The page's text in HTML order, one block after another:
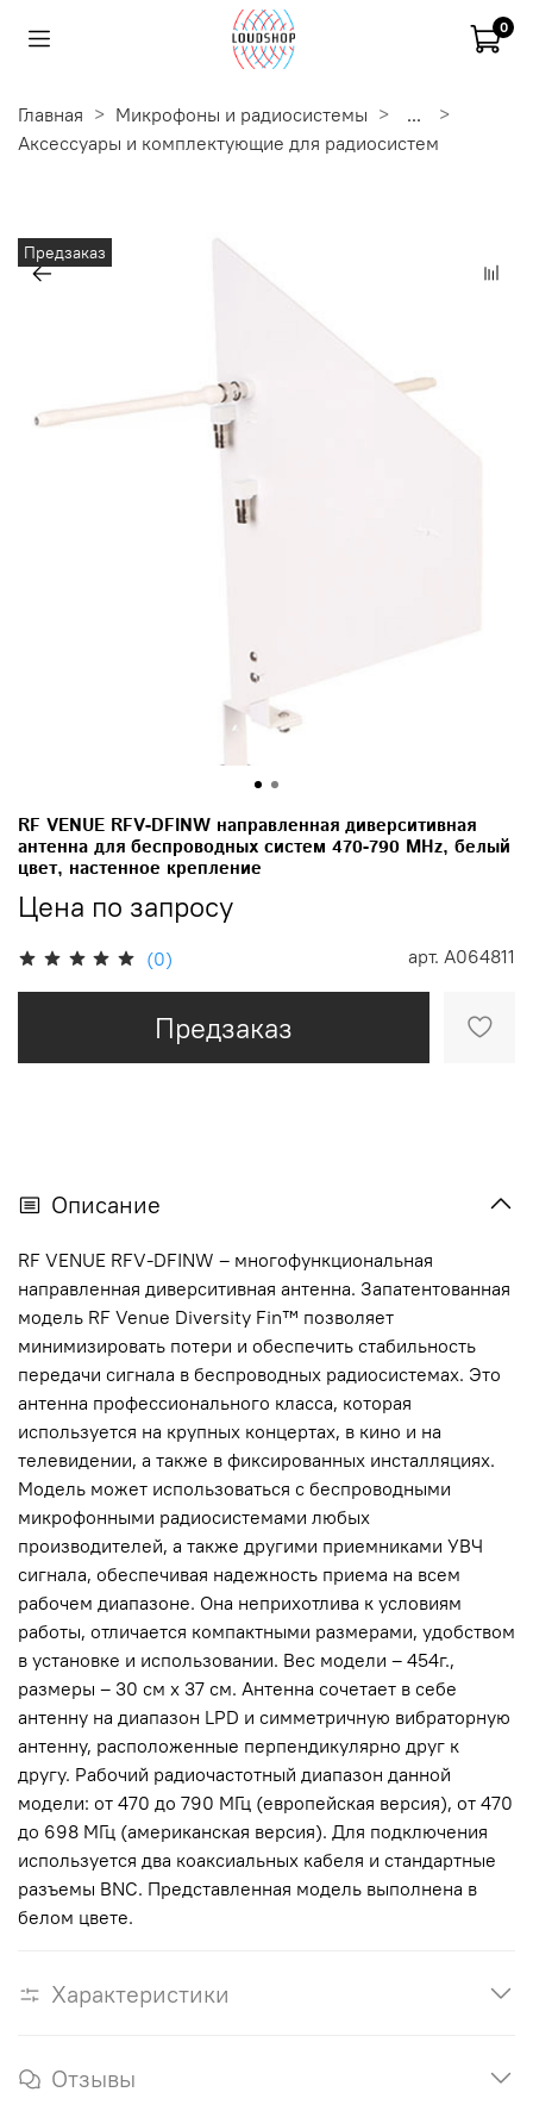
0
Главная Микрофоны и радиосистемы
...
Аксессуары и комплектующие для радиосистем
Предзаказ
(0) арт. A064811
RF VENUE RFV-DFINW направленная диверситивная
антенна для беспроводных систем 470-790 MHz, белый
цвет, настенное крепление
Цена по запросу
Предзаказ
Описание
RF VENUE RFV-DFINW – многофункциональная
направленная диверситивная антенна. Запатентованная
модель RF Venue Diversity Fin™ позволяет
минимизировать потери и обеспечить стабильность
передачи сигнала в беспроводных радиосистемах. Это
антенна профессионального класса, которая
используется на крупных концертах, в кино и на
телевидении, а также в фиксированных инсталляциях.
Модель может использоваться с беспроводными
микрофонными радиосистемами любых
производителей, а также другими приемниками УВЧ
сигнала, обеспечивая надежность приема на всем
рабочем диапазоне. Она неприхотлива к условиям
работы, отличается компактными размерами, удобством
в установке и использовании. Вес модели – 454г.,
размеры – 30 см х 37 см. Антенна сочетает в себе
антенну на диапазон LPD и симметричную вибраторную
антенну, расположенные перпендикулярно друг к
другу. Рабочий радиочастотный диапазон данной
модели: от 470 до 790 МГц (европейская версия), от 470
до 698 МГц (американская версия). Для подключения
используется два коаксиальных кабеля и стандартные
разъемы BNC. Представленная модель выполнена в
белом цвете.
Характеристики
Отзывы